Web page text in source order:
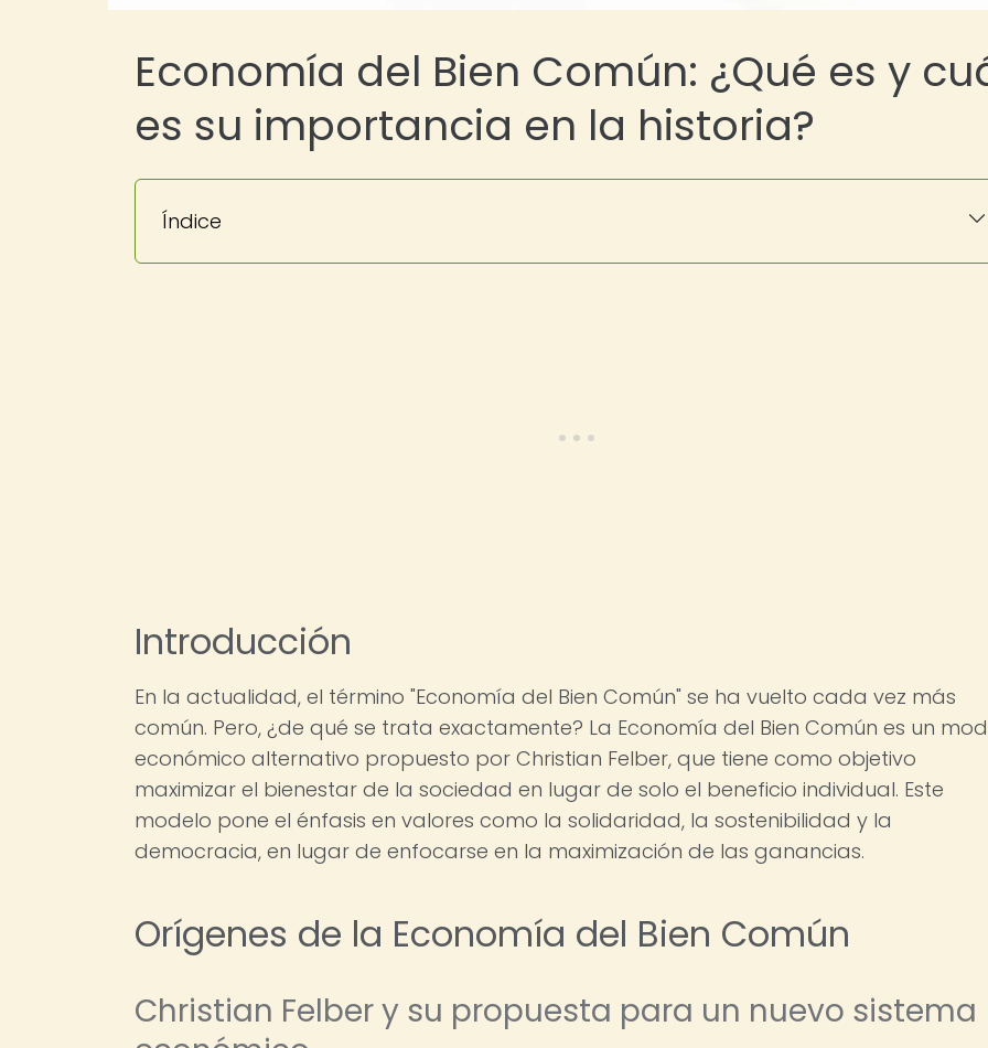
Economía del Bien Común: ¿Qué es y
es su importancia en la historia?
Índice
Introducción
En la actualidad, el término "Economía del Bien Común" se ha vuelto cada vez más
común. Pero, ¿de qué se trata exactamente? La Economía del Bien Común es un
económico alternativo propuesto por Christian Felber, que tiene como objetivo
maximizar el bienestar de la sociedad en lugar de solo el beneficio individual. Este
modelo pone el énfasis en valores como la solidaridad, la sostenibilidad y la
democracia, en lugar de enfocarse en la maximización de las ganancias.
Orígenes de la Economía del Bien Común
Christian Felber y su propuesta para un nuevo sistema